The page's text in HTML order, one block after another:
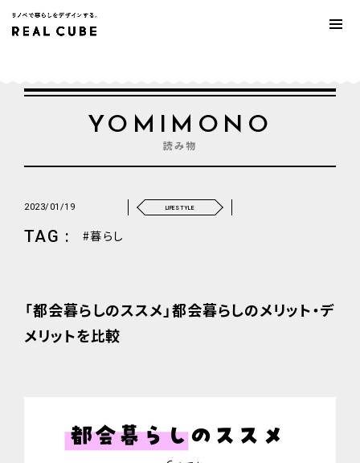
YOMIMONO
読み物
2023/01/19 LIFESTYLE
TAG : 暮らし
「都会暮らしのススメ」都会暮らしのメリット・デ
メリットを比較